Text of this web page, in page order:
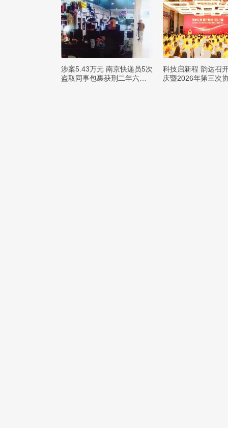
涉案5.43万元 南京快递员5次
盗取同事包裹获刑二年六个
科技启新程 韵达召
庆暨2026年第三次